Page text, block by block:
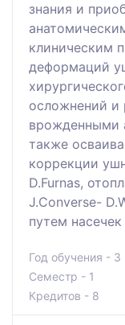
знания и
клиническим
деформаций
осложнений и
врожденными
также
коррекции
D.Furnas,
J.Converse-
путем
Год обучения - 3
Семестр - 1
Кредитов - 8